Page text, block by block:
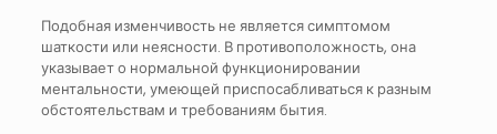
Подобная изменчивость не является симптомом
шаткости или неясности. В противоположность, она
указывает о нормальной функционировании
ментальности, умеющей приспосабливаться к разным
обстоятельствам и требованиям бытия.